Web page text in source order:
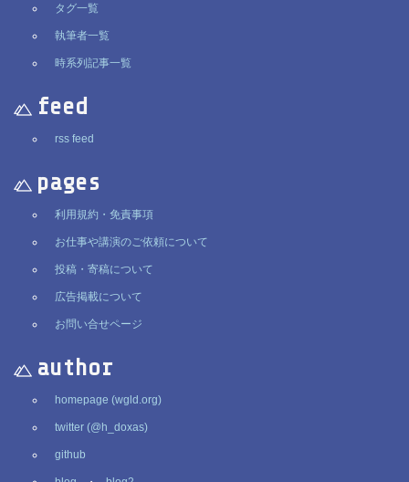
タグ一覧
執筆者一覧
時系列記事一覧
feed
rss feed
pages
利用規約・免責事項
お仕事や講演のご依頼について
投稿・寄稿について
広告掲載について
お問い合せページ
author
homepage (wgld.org)
twitter (@h_doxas)
github